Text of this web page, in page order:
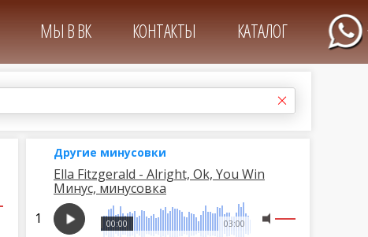
МЫ В ВК КОНТАКТЫ КАТАЛОГ
Другие минусовки
Ella Fitzgerald - Alright, Ok, You Win
Минус, минусовка
03:00
00:00